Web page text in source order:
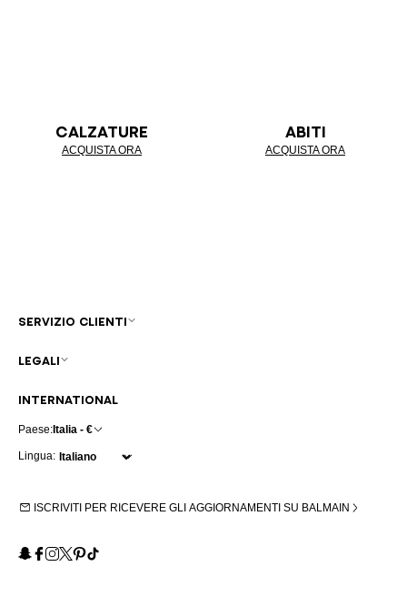
CALZATURE
ACQUISTA ORA
ABITI
ACQUISTA ORA
INTERNATIONAL
Paese:Italia - €
Lingua:
ISCRIVITI PER RICEVERE GLI AGGIORNAMENTI SU BALMAIN
Snapchat
Facebook
Instagram
X Pinterest
TikTok
SERVIZIO CLIENTI
LEGALI